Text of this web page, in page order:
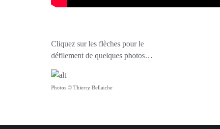
Cliquez sur les flèches pour le
défilement de quelques photos…
Photos © Thierry Bellaiche